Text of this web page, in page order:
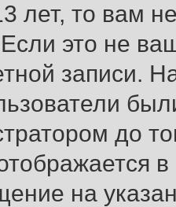
лет, то вам
это не
записи.
до
на